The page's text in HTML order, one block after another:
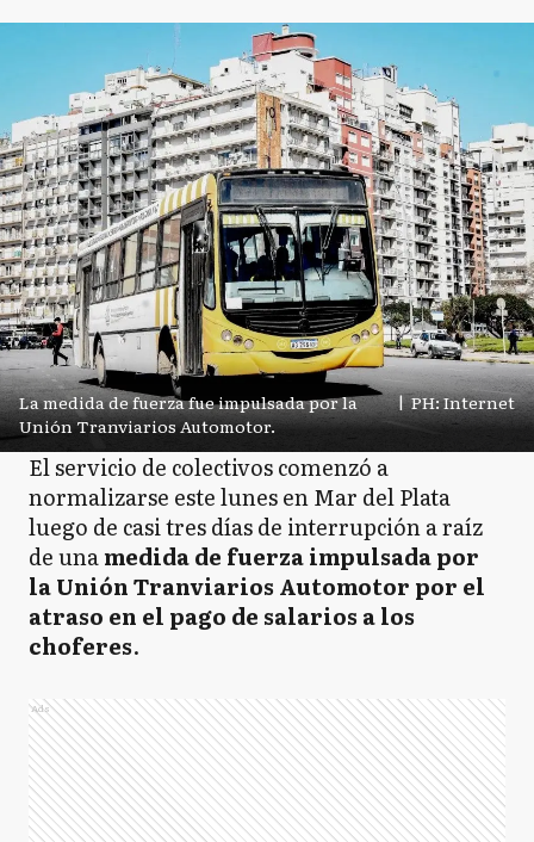
La medida de fuerza fue impulsada por la
Unión Tranviarios Automotor.
| PH: Internet
El servicio de colectivos comenzó a
normalizarse este lunes en Mar del Plata
luego de casi tres días de interrupción a raíz
de unamedida de fuerza impulsada por
la Unión Tranviarios Automotor por el
atraso en el pago de salarios a los
choferes.
Ads